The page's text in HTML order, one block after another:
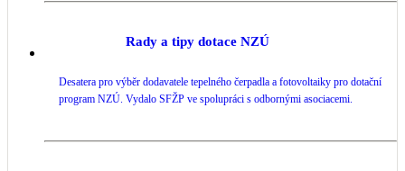
Rady a tipy dotace NZÚ
Desatera pro výběr dodavatele tepelného čerpadla a fotovoltaiky pro dotační
program NZÚ. Vydalo SFŽP ve spolupráci s odbornými asociacemi.